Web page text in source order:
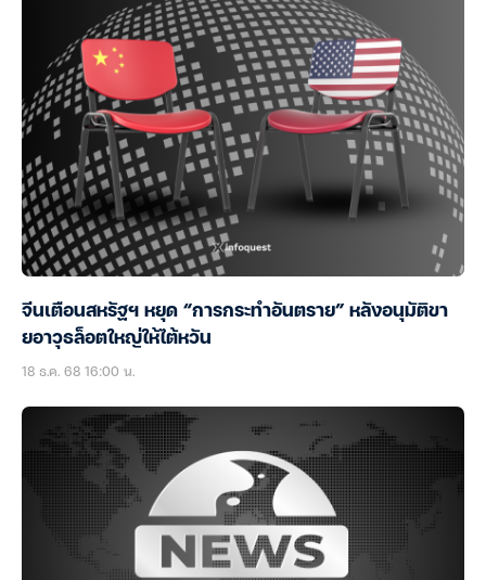
จีนเตือนสหรัฐฯ หยุด “การกระทำอันตราย” หลังอนุมัติขา
ยอาวุธล็อตใหญ่ให้ไต้หวัน
18 ธ.ค. 68 16:00 น.